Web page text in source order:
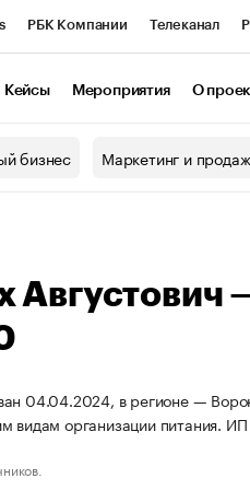
РБК Компании Телеканал
Кейсы Мероприятия О
бизнес Маркетинг и
04.04.2024, в регионе —
видам организации